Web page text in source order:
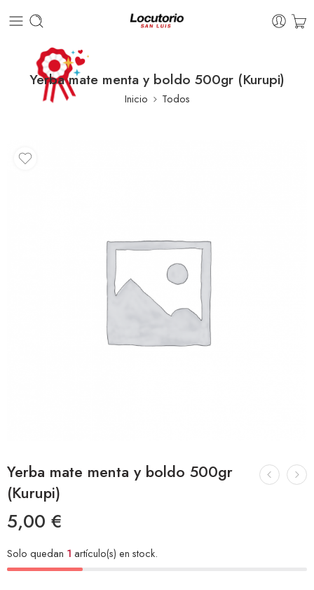
Yerba mate menta y boldo 500gr (Kurupi)
Inicio Todos
Yerba mate menta y boldo 500gr
(Kurupi)
5,00 €
Solo quedan 1 artículo(s) en stock.